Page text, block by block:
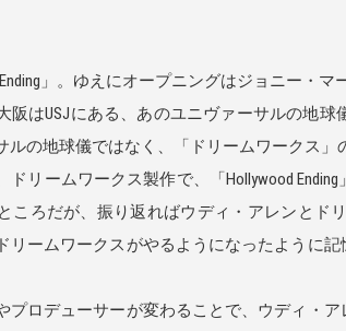
」。ゆえにオープニングはジョニー・
阪はUSJにある、あのユニヴァーサルの地
ルの地球儀ではなく、「ドリームワークス
リームワークス製作で、「Hollywood
ころだが、振り返ればウディ・アレンと
リームワークスがやるようになったように
プロデューサーが変わることで、ウディ・